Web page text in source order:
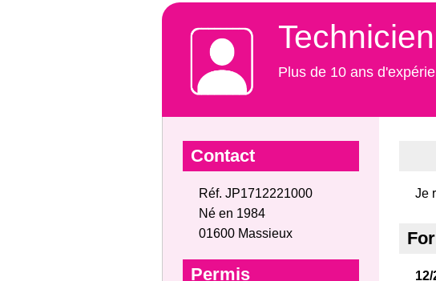
Plus de 10 ans
Contact
Réf. JP1712221000
Né en 1984
01600 Massieux
Permis
Je
12/